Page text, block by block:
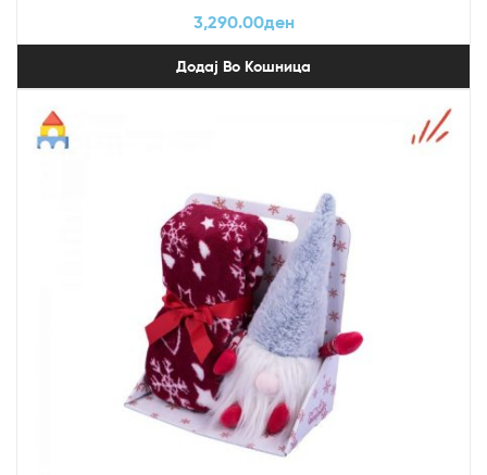
3,290.00ден
Додај Во Кошница